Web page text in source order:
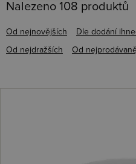
Nalezeno 108 produktů
Od nejnovějších Dle dodání
Od nejdražších Od